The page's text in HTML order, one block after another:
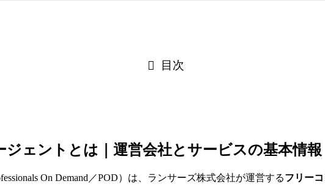
目次
ェントとは｜運営会社とサービスの基本情報
On Demand／POD）は、ランサーズ株式会社が運営するフリー